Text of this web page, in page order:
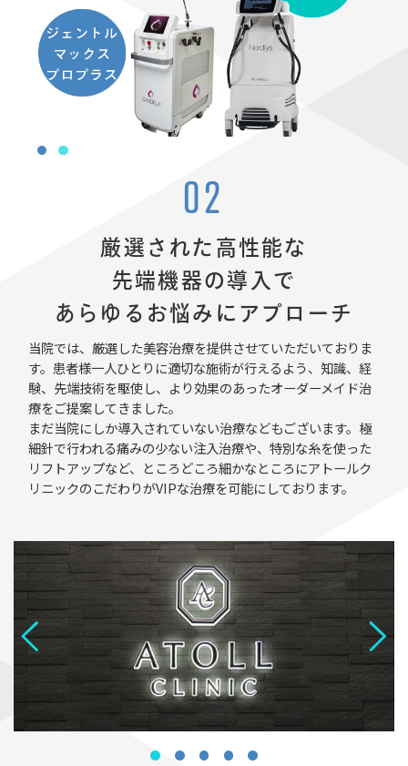
02
厳選された高性能な
先端機器の導入で
あらゆるお悩みにアプローチ
当院では、厳選した美容治療を提供させていただいておりま
す。患者様一人ひとりに適切な施術が行えるよう、知識、経
験、先端技術を駆使し、より効果のあったオーダーメイド治
療をご提案してきました。
まだ当院にしか導入されていない治療などもございます。極
細針で行われる痛みの少ない注入治療や、特別な糸を使った
リフトアップなど、ところどころ細かなところにアトールク
リニックのこだわりがVIPな治療を可能にしております。